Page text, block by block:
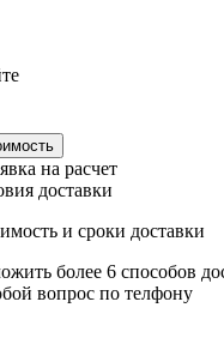
на расчет
доставки
и сроки доставки
более 6 способов
вопрос по телфону